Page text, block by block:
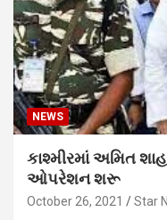
NEWS
કાશ્મીરમાં અમિત
ઓપરેશન શરૂ
October 26, 2021 Star